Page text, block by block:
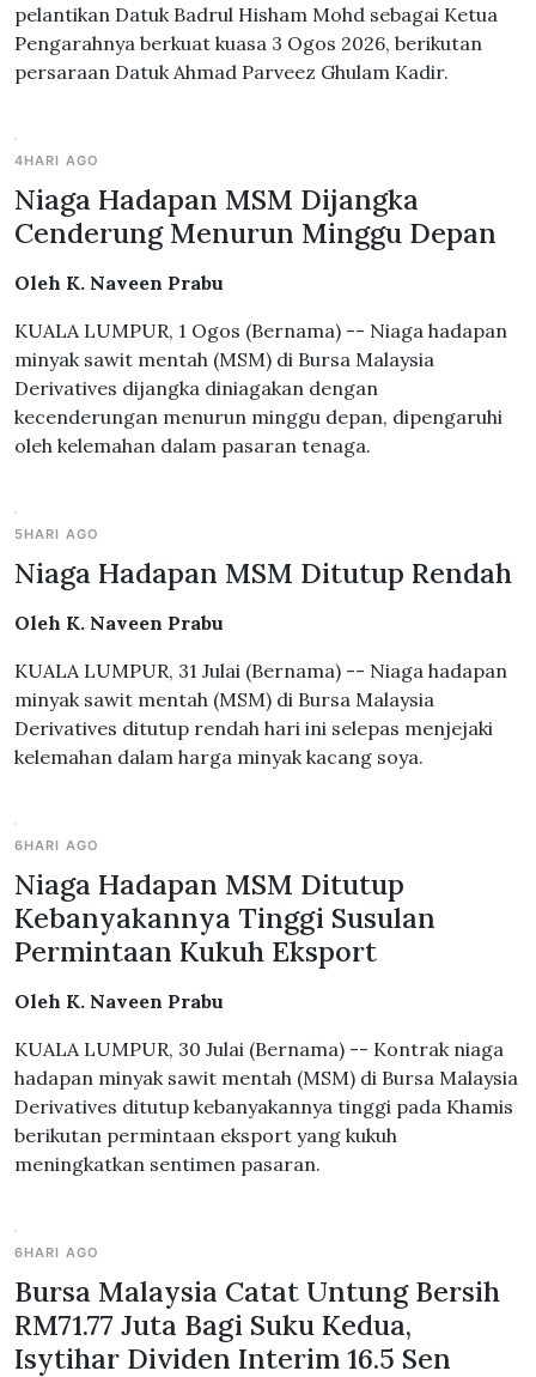
pelantikan Datuk Badrul Hisham Mohd sebagai Ketua
Pengarahnya berkuat kuasa 3 Ogos 2026, berikutan
persaraan Datuk Ahmad Parveez Ghulam Kadir.
4HARI AGO
Niaga Hadapan MSM Dijangka
Cenderung Menurun Minggu Depan
Oleh K. Naveen Prabu
KUALA LUMPUR, 1 Ogos (Bernama) -- Niaga hadapan
minyak sawit mentah (MSM) di Bursa Malaysia
Derivatives dijangka diniagakan dengan
kecenderungan menurun minggu depan, dipengaruhi
oleh kelemahan dalam pasaran tenaga.
5HARI AGO
Niaga Hadapan MSM Ditutup Rendah
Oleh K. Naveen Prabu
KUALA LUMPUR, 31 Julai (Bernama) -- Niaga hadapan
minyak sawit mentah (MSM) di Bursa Malaysia
Derivatives ditutup rendah hari ini selepas menjejaki
kelemahan dalam harga minyak kacang soya.
6HARI AGO
Niaga Hadapan MSM Ditutup
Kebanyakannya Tinggi Susulan
Permintaan Kukuh Eksport
Oleh K. Naveen Prabu
KUALA LUMPUR, 30 Julai (Bernama) -- Kontrak niaga
hadapan minyak sawit mentah (MSM) di Bursa Malaysia
Derivatives ditutup kebanyakannya tinggi pada Khamis
berikutan permintaan eksport yang kukuh
meningkatkan sentimen pasaran.
6HARI AGO
Bursa Malaysia Catat Untung Bersih
RM71.77 Juta Bagi Suku Kedua,
Isytihar Dividen Interim 16.5 Sen